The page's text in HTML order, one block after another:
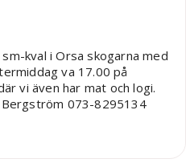
kval i Orsa skogarna med
va 17.00 på
vi även har mat och logi.
073-8295134